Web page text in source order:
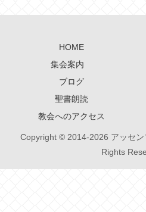
HOME
集会案内
ブログ
聖書朗読
教会へのアクセス
Copyright © 2014-2026 アッセ
Rights